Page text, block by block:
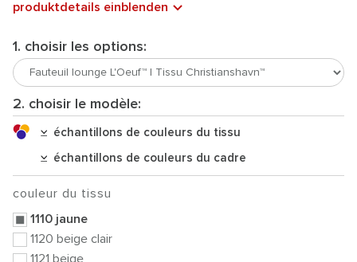
produktdetails einblenden
1. choisir les options:
2. choisir le modèle:
échantillons de couleurs du tissu
échantillons de couleurs du cadre
couleur du tissu
1110 jaune
1120 beige clair
1121 beige